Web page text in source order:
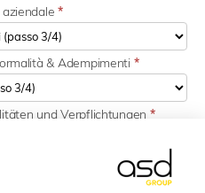
aziendale*
& Adempimenti *
und Verpflichtungen *
imprese